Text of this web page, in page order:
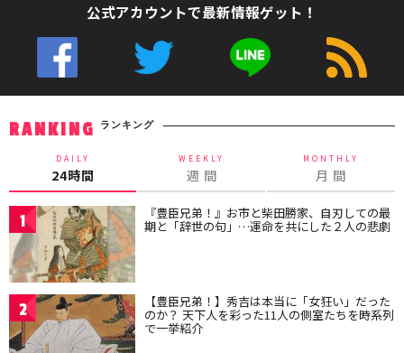
公式アカウントで最新情報ゲット！
RANKING ランキング
DAILY
24時間
WEEKLY
週 間
MONTHLY
月 間
1 『豊臣兄弟！』お市と柴田勝家、自刃しての最
期と「辞世の句」…運命を共にした２人の悲劇
2 【豊臣兄弟！】秀吉は本当に「女狂い」だった
のか？ 天下人を彩った11人の側室たちを時系列
で一挙紹介